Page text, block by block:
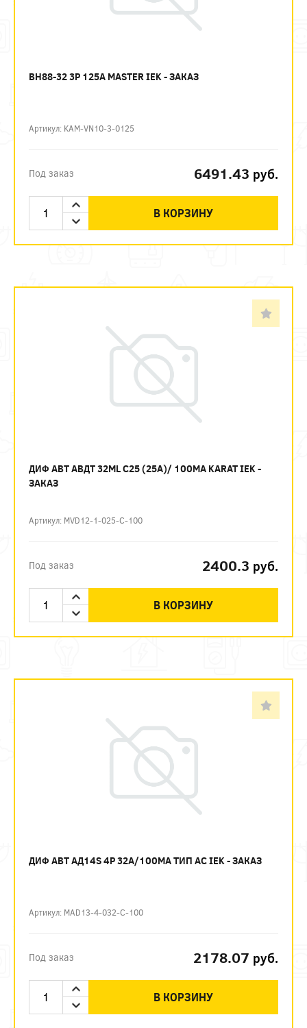
ВН88-32 3P 125А MASTER IEK - ЗАКАЗ
Артикул: KAM-VN10-3-0125
Под заказ 6491.43 руб.
В КОРЗИНУ
ДИФ АВТ АВДТ 32ML C25 (25А)/ 100МА KARAT IEK -
ЗАКАЗ
Артикул: MVD12-1-025-C-100
Под заказ 2400.3 руб.
В КОРЗИНУ
ДИФ АВТ АД14S 4P 32А/100МА ТИП AC IEK - ЗАКАЗ
Артикул: MAD13-4-032-C-100
Под заказ 2178.07 руб.
В КОРЗИНУ